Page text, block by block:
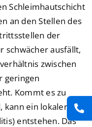
Schleimhautschicht
an den Stellen des
der
schwächer ausfällt,
zwischen
geringen
Kommt es zu
kann ein lokaler
entstehen. Das